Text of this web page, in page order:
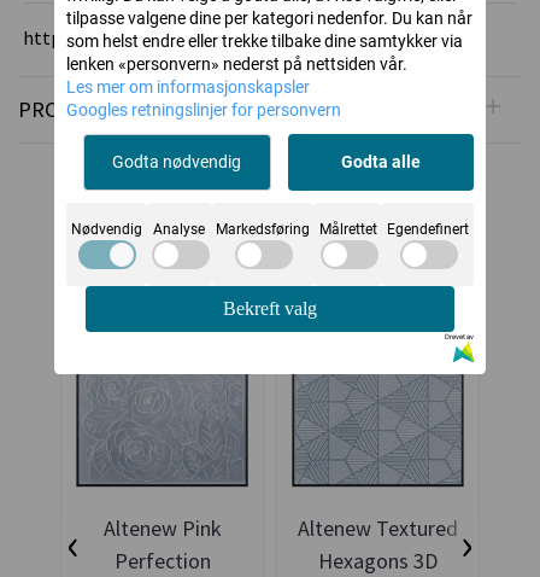
https://altenew.com
PRODUSENT
Alternative produkter
Altenew Pink
Perfection
Altenew Textured
Hexagons 3D
‹ ›
tilpasse valgene dine per kategori nedenfor. Du kan når
som helst endre eller trekke tilbake dine samtykker via
lenken «personvern» nederst på nettsiden vår.
Les mer om informasjonskapsler
Googles retningslinjer for personvern
Godta nødvendig Godta alle
Nødvendig Analyse Markedsføring Målrettet Egendefinert
Bekreft valg
Drevet av